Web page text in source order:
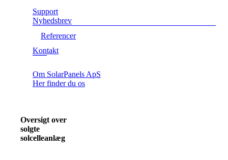
Support
Nyhedsbrev
Referencer
Kontakt
Om SolarPanels ApS
Her finder du os
Oversigt over
solgte
solcelleanlæg